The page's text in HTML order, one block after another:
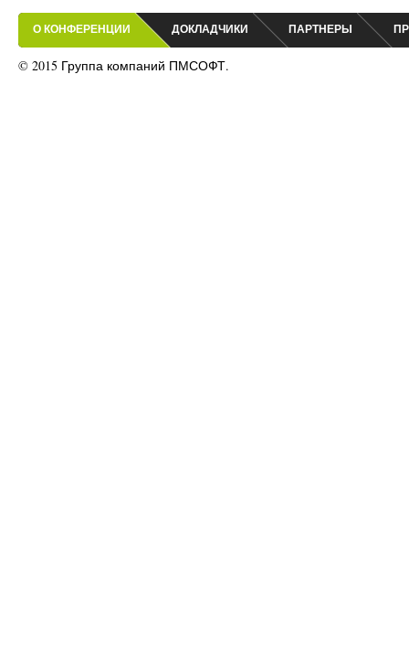
О КОНФЕРЕНЦИИ ДОКЛАДЧИКИ ПАРТНЕРЫ
© 2015 Группа компаний ПМСОФТ.